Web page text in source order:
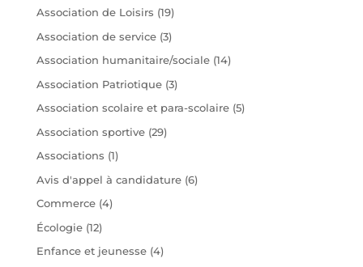
Association de Loisirs (19)
Association de service(3)
Association humanitaire/sociale(14)
Association Patriotique(3)
Association scolaire et para-scolaire(5)
Association sportive(29)
Associations (1)
Avis d'appel à candidature(6)
Commerce(4)
Écologie(12)
Enfance et jeunesse(4)